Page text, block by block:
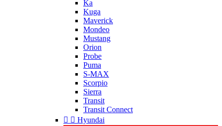
Ka
Kuga
Maverick
Mondeo
Mustang
Orion
Probe
Puma
S-MAX
Scorpio
Sierra
Transit
Transit Connect
  Hyundai